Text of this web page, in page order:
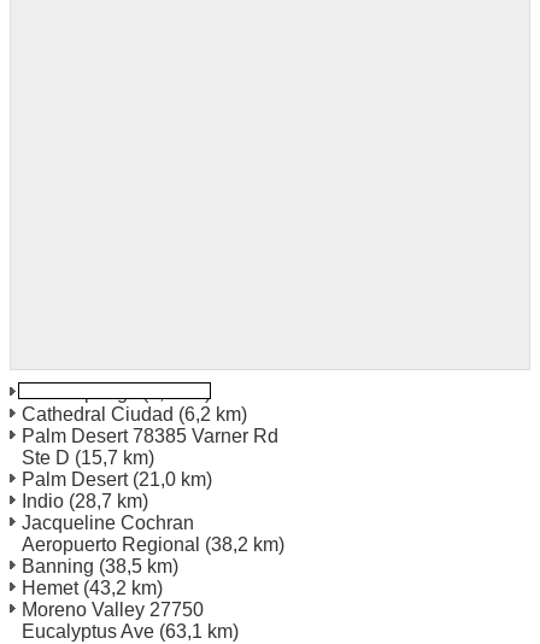
Cathedral Ciudad (6,2 km)
Palm Desert 78385 Varner Rd
Ste D (15,7 km)
Palm Desert(21,0 km)
Indio (28,7 km)
Jacqueline Cochran
Aeropuerto Regional (38,2 km)
Banning (38,5 km)
Hemet(43,2 km)
Moreno Valley 27750
Eucalyptus Ave (63,1 km)